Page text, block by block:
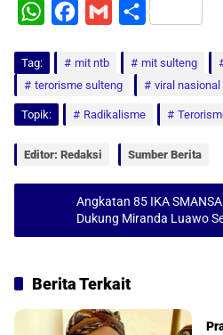
W
t
s
c
e
b
k
i
l
S
a
r
Tag: mit ntb mit sulteng
terorisme sulteng
viral nasional
Topik: Radikalisme
Editor: Redaksi Sumber Berita
Angkatan 85 IKA
Dukung Miranda Luawo
2025
Berita Terkait